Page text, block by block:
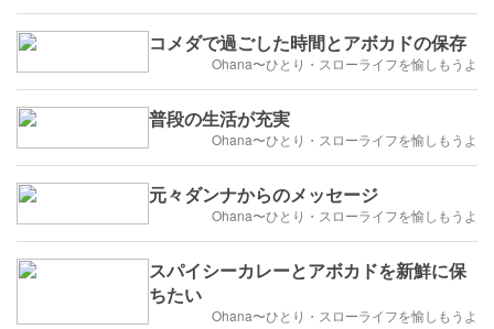
コメダで過ごした時間とアボカドの保存
Ohana〜ひとり・スローライフを愉しもうよ
普段の生活が充実
Ohana〜ひとり・スローライフを愉しもうよ
元々ダンナからのメッセージ
Ohana〜ひとり・スローライフを愉しもうよ
スパイシーカレーとアボカドを新鮮に保
ちたい
Ohana〜ひとり・スローライフを愉しもうよ